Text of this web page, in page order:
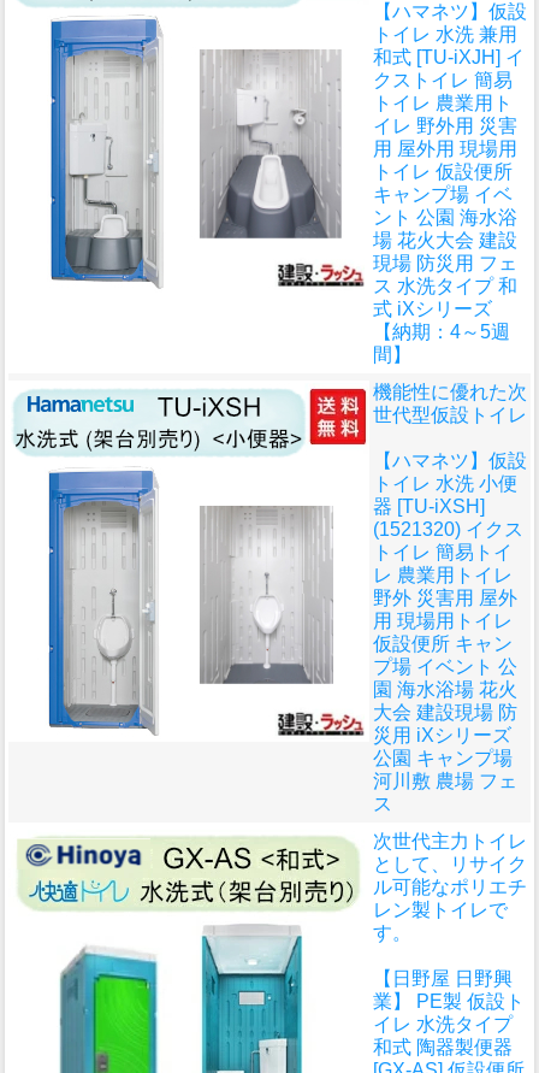
【ハマネツ】仮設
トイレ 水洗 兼用
和式 [TU-iXJH] イ
クストイレ 簡易
トイレ 農業用ト
イレ 野外用 災害
用 屋外用 現場用
トイレ 仮設便所
キャンプ場 イベ
ント 公園 海水浴
場 花火大会 建設
現場 防災用 フェ
ス 水洗タイプ 和
式 iXシリーズ
【納期：4～5週
間】
機能性に優れた次
世代型仮設トイレ
【ハマネツ】仮設
トイレ 水洗 小便
器 [TU-iXSH]
(1521320) イクス
トイレ 簡易トイ
レ 農業用トイレ
野外 災害用 屋外
用 現場用トイレ
仮設便所 キャン
プ場 イベント 公
園 海水浴場 花火
大会 建設現場 防
災用 iXシリーズ
公園 キャンプ場
河川敷 農場 フェ
ス
次世代主力トイレ
として、リサイク
ル可能なポリエチ
レン製トイレで
す。
【日野屋 日野興
業】 PE製 仮設ト
イレ 水洗タイプ
和式 陶器製便器